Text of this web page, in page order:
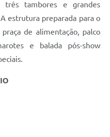
três tambores e grandes
estrutura preparada para o
de alimentação, palco
e balada pós-show